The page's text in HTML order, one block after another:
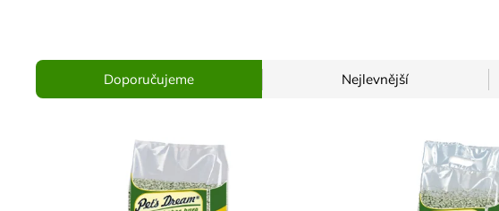
Doporučujeme Nejlevnější